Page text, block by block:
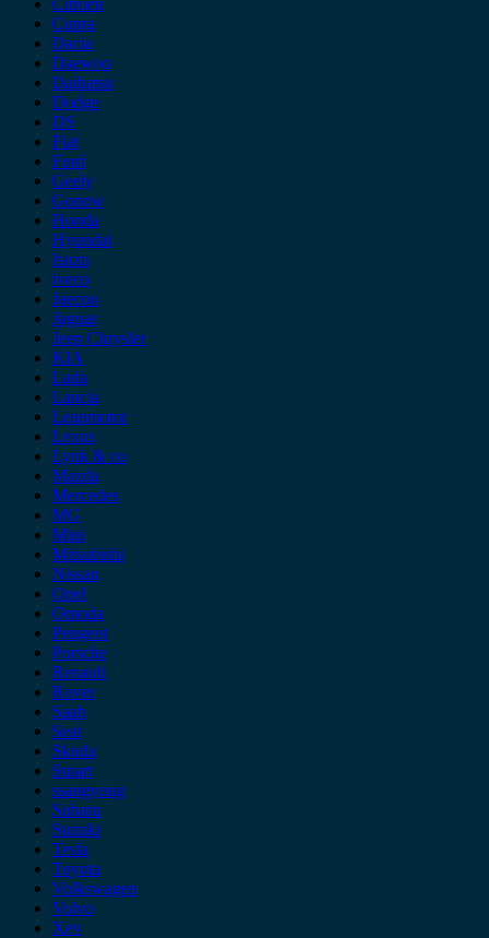
Cupra
Dacia
Daewoo
Daihatsu
Dodge
DS
Fiat
Ford
Geely
Gonow
Honda
Hyundai
Isuzu
iveco
Jaecoo
Jaguar
Jeep Chrysler
KIA
Lada
Lancia
Leapmotor
Lexus
Lynk & co
Mazda
Mercedes
MG
Mini
Mitsubishi
Nissan
Opel
Omoda
Peugeot
Porsche
Renault
Rover
Saab
Seat
Skoda
Smart
ssangyong
Subaru
Suzuki
Tesla
Toyota
Volkswagen
Volvo
Xev